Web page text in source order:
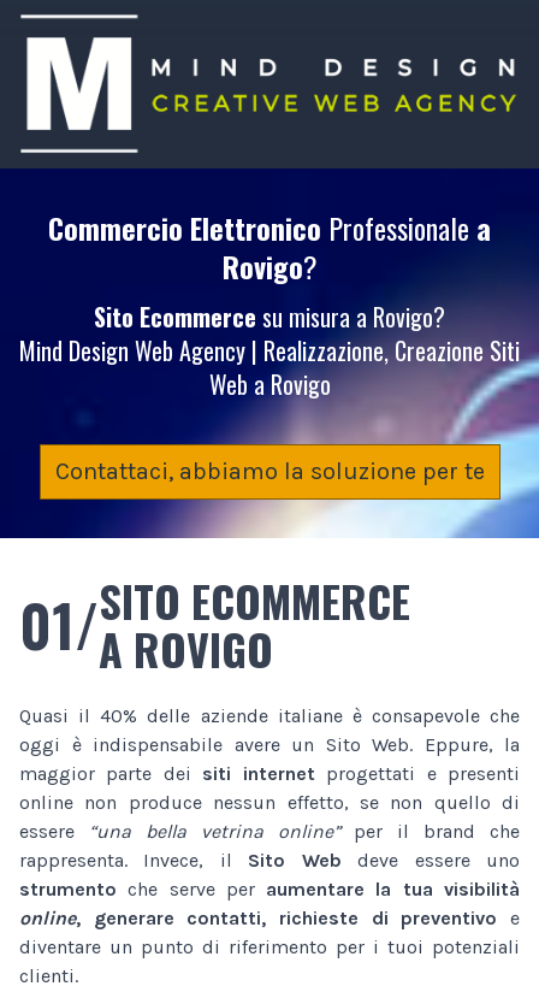
Commercio Elettronico Professionale a
Rovigo?
Sito Ecommerce su misura a Rovigo?
Mind Design Web Agency | Realizzazione, Creazione Siti
Web a Rovigo
Contattaci, abbiamo la soluzione per te
01/SITO ECOMMERCE
A ROVIGO
Quasi il 40% delle aziende italiane è consapevole che
oggi è indispensabile avere un Sito Web. Eppure, la
maggior parte dei siti internet progettati e presenti
online non produce nessun effetto, se non quello di
essere
“una bella vetrina online”per il brand che
rappresenta. Invece, il Sito Web deve essere uno
strumento che serve per aumentare la tua visibilità
online, generare contatti, richieste di preventivo e
diventare un punto di riferimento per i tuoi potenziali
clienti.